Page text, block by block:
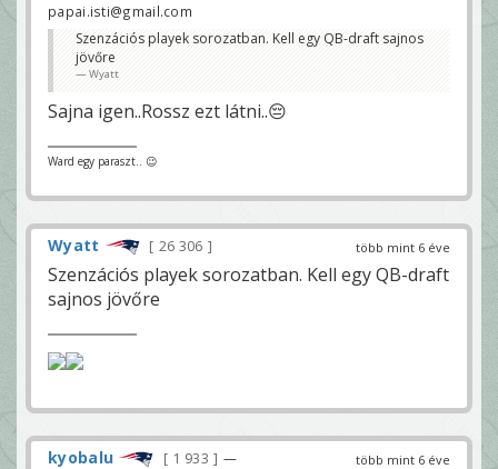
papai.isti@gmail.com
Szenzációs playek sorozatban. Kell egy QB-draft sajnos
jövőre
Wyatt
Sajna igen..Rossz ezt látni..😔
Ward egy paraszt.. 😉
több mint 6 éve
Wyatt 26 306
Szenzációs playek sorozatban. Kell egy QB-draft
sajnos jövőre
több mint 6 éve
kyobalu 1 933
—